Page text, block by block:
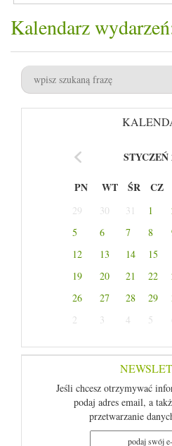
Kalendarz
STYCZEŃ
PN WT ŚR CZ
29 30 31 1
5
6 7 8
12
13 14 15
19
20 21 22
26
27 28 29
2
3 4 5
Jeśli chcesz otrzymywać
podaj adres email, a
przetwarzanie